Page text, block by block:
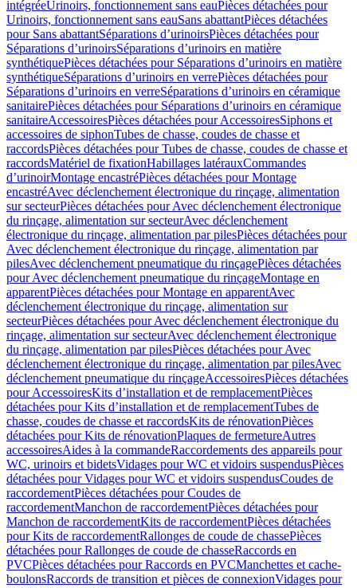
intégréeUrinoirs, fonctionnement sans eauPièces détachées pour
Urinoirs, fonctionnement sans eauSans abattantPièces détachées
pour Sans abattantSéparations d’urinoirsPièces détachées pour
Séparations d’urinoirsSéparations d’urinoirs en matière
synthétiquePièces détachées pour Séparations d’urinoirs en matière
synthétiqueSéparations d’urinoirs en verrePièces détachées pour
Séparations d’urinoirs en verreSéparations d’urinoirs en céramique
sanitairePièces détachées pour Séparations d’urinoirs en céramique
sanitaireAccessoiresPièces détachées pour AccessoiresSiphons et
accessoires de siphonTubes de chasse, coudes de chasse et
raccordsPièces détachées pour Tubes de chasse, coudes de chasse et
raccordsMatériel de fixationHabillages latérauxCommandes
dʼurinoirMontage encastréPièces détachées pour Montage
encastréAvec déclenchement électronique du rinçage, alimentation
sur secteurPièces détachées pour Avec déclenchement électronique
du rinçage, alimentation sur secteurAvec déclenchement
électronique du rinçage, alimentation par pilesPièces détachées pour
Avec déclenchement électronique du rinçage, alimentation par
pilesAvec déclenchement pneumatique du rinçagePièces détachées
pour Avec déclenchement pneumatique du rinçageMontage en
apparentPièces détachées pour Montage en apparentAvec
déclenchement électronique du rinçage, alimentation sur
secteurPièces détachées pour Avec déclenchement électronique du
rinçage, alimentation sur secteurAvec déclenchement électronique
du rinçage, alimentation par pilesPièces détachées pour Avec
déclenchement électronique du rinçage, alimentation par pilesAvec
déclenchement pneumatique du rinçageAccessoiresPièces détachées
pour AccessoiresKits d’installation et de remplacementPièces
détachées pour Kits d’installation et de remplacementTubes de
chasse, coudes de chasse et raccordsKits de rénovationPièces
détachées pour Kits de rénovationPlaques de fermetureAutres
accessoiresAides à la commandeRaccordements des appareils pour
WC, urinoirs et bidetsVidages pour WC et vidoirs suspendusPièces
détachées pour Vidages pour WC et vidoirs suspendusCoudes de
raccordementPièces détachées pour Coudes de
raccordementManchon de raccordementPièces détachées pour
Manchon de raccordementKits de raccordementPièces détachées
pour Kits de raccordementRallonges de coude de chassePièces
détachées pour Rallonges de coude de chasseRaccords en
PVCPièces détachées pour Raccords en PVCManchettes et cache-
boulonsRaccords de transition et pièces de connexionVidages pour